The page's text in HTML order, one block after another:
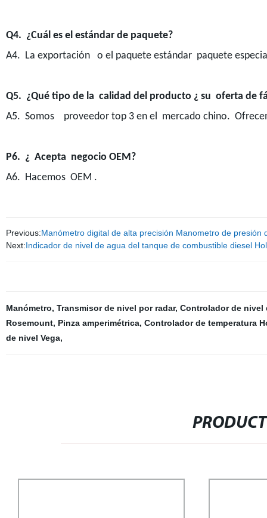
Q4. ¿Cuál es el estándar de paquete?
A4. La exportación o el paquete estándar paquete
Q5. ¿Qué tipo de la calidad del producto ¿ su oferta de
A5. Somos proveedor top 3 en el mercado chino.
P6. ¿ Acepta negocio OEM?
A6. Hacemos OEM .
Previous:Manómetro digital de alta precisión Manometro de presión
Next:Indicador de nivel de agua del tanque de combustible diesel
Manómetro, Transmisor de nivel por radar, Controlador de nivel
Rosemount, Pinza amperimétrica, Controlador de temperatura
de nivel Vega,